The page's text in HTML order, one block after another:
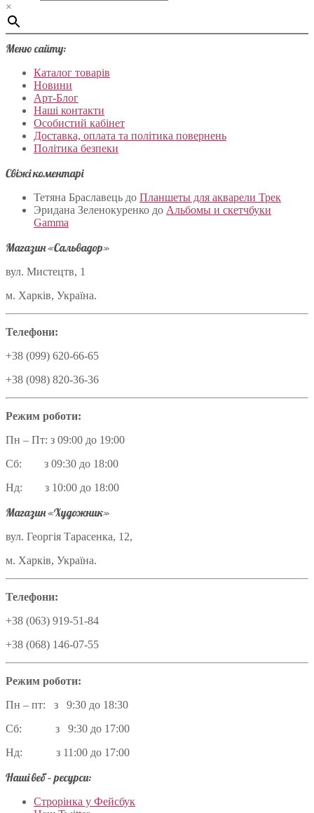
×
Меню сайту:
Каталог товарів
Новини
Арт-Блог
Наші контакти
Особистий кабінет
Доставка, оплата та політика повернень
Політика безпеки
Свіжі коментарі
Тетяна Браславець до Планшеты для акварели Трек
Эридана Зеленокуренко до Альбомы и скетчбуки
Gamma
Магазин «Сальвадор»
вул. Мистецтв, 1
м. Харків, Україна.
Телефони:
+38 (099) 620-66-65
+38 (098) 820-36-36
Режим роботи:
Пн – Пт: з 09:00 до 19:00
Сб: з 09:30 до 18:00
Нд: з 10:00 до 18:00
Магазин «Художник»
вул. Георгія Тарасенка, 12,
м. Харків, Україна.
Телефони:
+38 (063) 919-51-84
+38 (068) 146-07-55
Режим роботи:
Пн – пт: з 9:30 до 18:30
Сб: з 9:30 до 17:00
Нд: з 11:00 до 17:00
Наші веб – ресурси:
Строрінка у Фейсбук